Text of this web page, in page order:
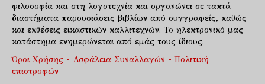
φιλοσοφία και στη λογοτεχνία και οργανώνει σε τακτά
διαστήματα παρουσιάσεις βιβλίων από συγγραφείς, καθώς
και εκθέσεις εικαστικών καλλιτεχνών. Το ηλεκτρονικό μας
κατάστημα ενημερώνεται από εμάς τους ίδιους.
Όροι Χρήσης - Ασφάλεια Συναλλαγών - Πολιτική
επιστροφών